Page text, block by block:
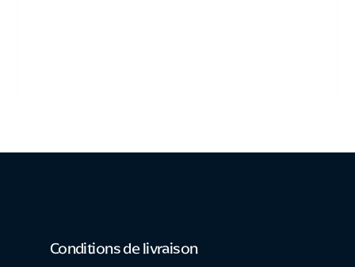
Conditions de livraison